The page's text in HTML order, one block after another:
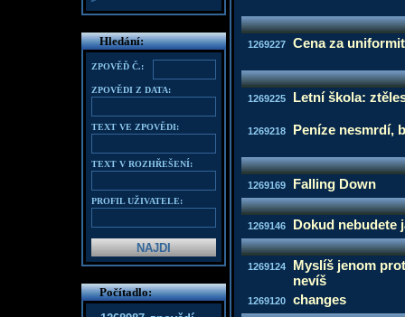
1269227 Cena za
1269225 Letní škola:
1269218 Peníze nesmrdí,
1269169 Falling Down
1269146 Dokud nebudete
1269124
Myslíš jenom
nevíš
1269120 changes
Hledání:
ZPOVĚĎ Č.:
ZPOVĚDI Z DATA:
TEXT VE ZPOVĚDI:
TEXT V ROZHŘEŠENÍ:
PROFIL UŽIVATELE:
Počítadlo: